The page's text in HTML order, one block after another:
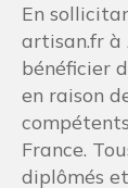
En
artisan.fr à
bénéficier
en raison
France.
diplômés